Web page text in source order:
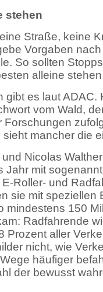
stehen
Straße, keine
Vorgaben
So sollten
alleine
gibt es laut ADAC.
vom Wald,
mancher die
Nicolas
Jahr mit
Roller- und
sie mit speziellen
mindestens 150
Radfahrende
Prozent aller
nicht, wie
häufiger
der bewusst